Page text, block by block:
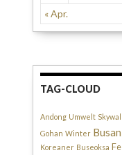
« Apr.
TAG-CLOUD
Andong Umwelt
Gohan Winter Busan
Koreaner Buseoksa